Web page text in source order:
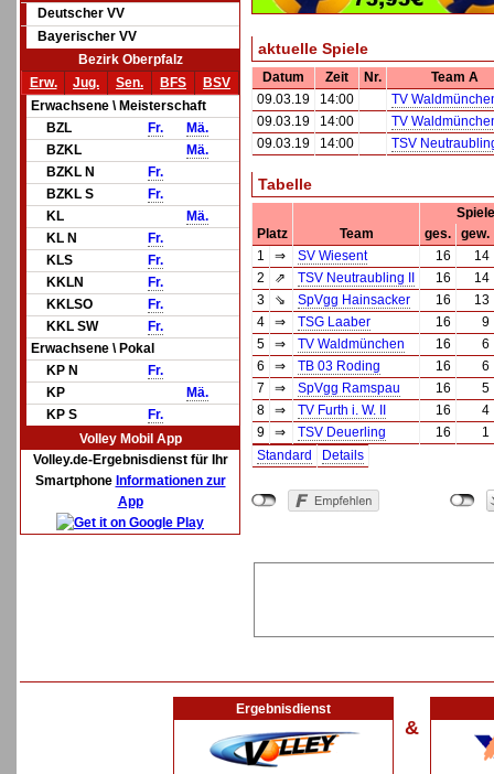
Deutscher VV
Bayerischer VV
Bezirk Oberpfalz
Erw.
Jug. Sen. BFS
BSV
Erwachsene \ Meisterschaft
BZL
Fr.
Mä.
BZKL
Mä.
BZKL N
Fr.
BZKL S
Fr.
KL
Mä.
KL N
Fr.
KLS
Fr.
KKLN
Fr.
KKLSO
Fr.
KKL SW
Fr.
Erwachsene \ Pokal
KP N
Fr.
KP
Mä.
KP S
Fr.
Volley Mobil App
Volley.de-Ergebnisdienst für Ihr
Smartphone Informationen zur
App
aktuelle Spiele
Datum Zeit Nr.
Team A
09.03.19
14:00
TV
09.03.19
14:00
TV
09.03.19
14:00 TSV
Tabelle
Spiele
Platz
Team ges.
gew.
1
⇒ SV Wiesent 16
14
2
⇗ TSV Neutraubling II 16
14
3
⇘ SpVgg Hainsacker 16
13
4
⇒ TSG Laaber 16
9
5
⇒ TV Waldmünchen 16
6
6
⇒ TB 03 Roding 16
6
7
⇒ SpVgg Ramspau 16
5
8
⇒ TV Furth i. W. II 16
4
9
⇒ TSV Deuerling 16
1
Standard
Details
Ergebnisdienst
&